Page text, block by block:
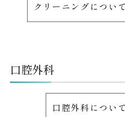
クリーニングについ
口腔外科
口腔外科につい